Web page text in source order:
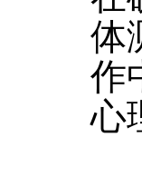
体
作
心